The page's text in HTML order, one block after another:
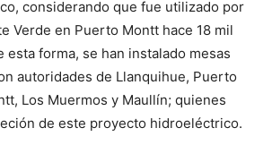
considerando que fue utilizado por
Verde en Puerto Montt hace 18 mil
esta forma, se han instalado mesas
autoridades de Llanquihue, Puerto
Los Muermos y Maullín; quienes
de este proyecto hidroeléctrico.